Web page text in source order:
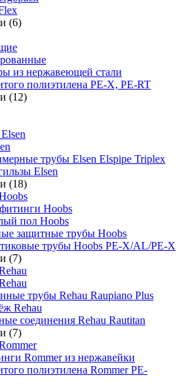
(6)
из нержавеющей стали
полиэтилена PE-X, PE-RT
(12)
трубы Elsen Elspipe Triplex
Elsen
(18)
Hoobs
пол Hoobs
защитные трубы Hoobs
трубы Hoobs PE-X/AL/PE-X
(7)
трубы Rehau Raupiano Plus
Rehau
соединения Rehau Rautitan
(7)
Rommer из нержавейки
полиэтилена Rommer PE-